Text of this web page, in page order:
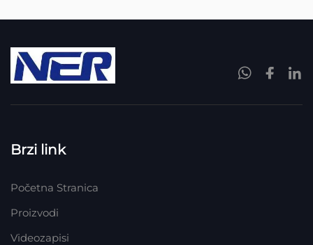
Brzi link
Početna Stranica
Proizvodi
Videozapisi